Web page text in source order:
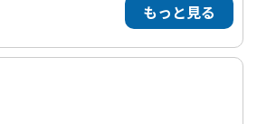
もっと見る